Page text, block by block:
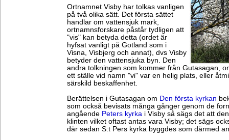
Ortnamnet Visby har tolkas vanligen
på två olika sätt. Det första sättet
handlar om vattensjuk mark,
ortnamnsforskare påstår tydligen att
"vis" kan betyda detta (ordet är
hyfsat vanligt på Gotland som i
Visna, Visbjerg och annat), dvs Visby
betyder den vattensjuka byn. Den
andra tolkningen som kommer från Gutasagan,
ett ställe vid namn "vi" var en helig plats, eller
särskild beskaffenhet.
Berättelsen i Gutasagan om Den första kyrkan
som också bevisats många gånger genom de
angående Peters kyrka i Visby så sägs det att
klinten vilket oftast antas vara Visby; det sägs
där sedan S:t Pers kyrka byggdes som därmed